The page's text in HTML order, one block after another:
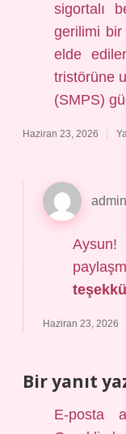
sigortalı
gerilimi
elde
tristörüne
(SMPS)
Haziran 23, 2026
admin
Haziran 23, 2026
Bir yanıt
E-posta